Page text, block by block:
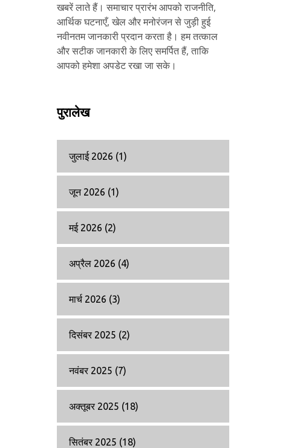
खबरें लाते हैं। समाचार प्रारंभ आपको राजनीति,
आर्थिक घटनाएँ, खेल और मनोरंजन से जुड़ी हुई
नवीनतम जानकारी प्रदान करता है। हम तत्काल
और सटीक जानकारी के लिए समर्पित हैं, ताकि
आपको हमेशा अपडेट रखा जा सके।
पुरालेख
जुलाई 2026 (1)
जून 2026 (1)
मई 2026 (2)
अप्रैल 2026 (4)
मार्च 2026 (3)
दिसंबर 2025 (2)
नवंबर 2025 (7)
अक्तूबर 2025 (18)
सितंबर 2025 (18)